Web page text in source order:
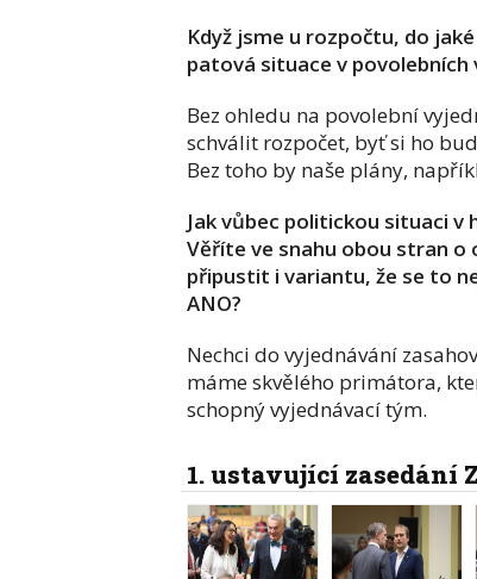
Když jsme u rozpočtu, do
patová situace v
Bez ohledu na povolební
schválit rozpočet, byť si ho
Bez toho by naše plány,
Jak vůbec politickou situaci v
Věříte ve snahu obou stran o
připustit i variantu, že se to
ANO?
Nechci do vyjednávání
máme skvělého primátora,
schopný vyjednávací tým.
1. ustavující zasedání